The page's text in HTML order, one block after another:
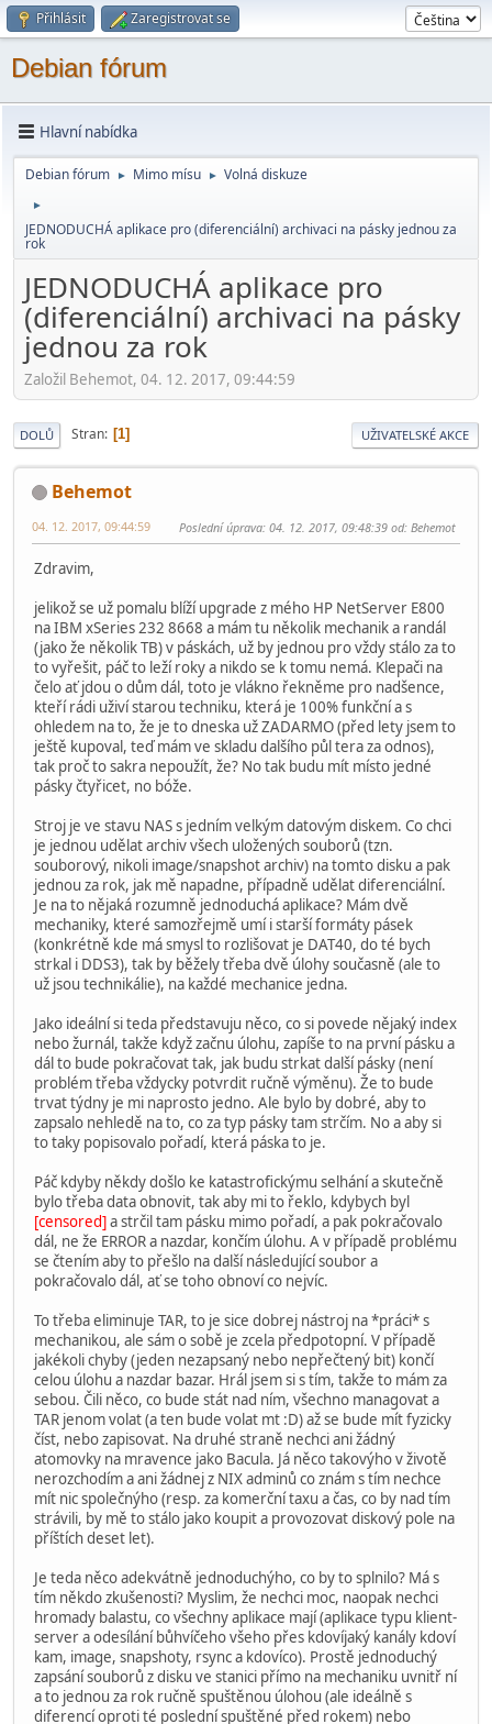
Přihlásit Zaregistrovat se
Debian fórum
Hlavní nabídka
Debian fórum ► Mimo mí­su ► Volná diskuze
►
JEDNODUCHÁ aplikace pro (diferenciální) archivaci na pásky jednou za
rok
JEDNODUCHÁ aplikace pro
(diferenciální) archivaci na pásky
jednou za rok
Založil Behemot, 04. 12. 2017, 09:44:59
DOLŮ Stran 1 UŽIVATELSKÉ AKCE
Behemot
04. 12. 2017, 09:44:59 Poslední úprava: 04. 12. 2017, 09:48:39 od: Behemot
Zdravim,
jelikož se už pomalu blíží upgrade z mého HP NetServer E800
na IBM xSeries 232 8668 a mám tu několik mechanik a randál
(jako že několik TB) v páskách, už by jednou pro vždy stálo za to
to vyřešit, páč to leží roky a nikdo se k tomu nemá. Klepači na
čelo ať jdou o dům dál, toto je vlákno řekněme pro nadšence,
kteří rádi uživí starou techniku, která je 100% funkční a s
ohledem na to, že je to dneska už ZADARMO (před lety jsem to
ještě kupoval, teď mám ve skladu dalšího půl tera za odnos),
tak proč to sakra nepoužít, že? No tak budu mít místo jedné
pásky čtyřicet, no bóže.
Stroj je ve stavu NAS s jedním velkým datovým diskem. Co chci
je jednou udělat archiv všech uložených souborů (tzn.
souborový, nikoli image/snapshot archiv) na tomto disku a pak
jednou za rok, jak mě napadne, případně udělat diferenciální.
Je na to nějaká rozumně jednoduchá aplikace? Mám dvě
mechaniky, které samozřejmě umí i starší formáty pásek
(konkrétně kde má smysl to rozlišovat je DAT40, do té bych
strkal i DDS3), tak by běžely třeba dvě úlohy současně (ale to
už jsou technikálie), na každé mechanice jedna.
Jako ideální si teda představuju něco, co si povede nějaký index
nebo žurnál, takže když začnu úlohu, zapíše to na první pásku a
dál to bude pokračovat tak, jak budu strkat další pásky (není
problém třeba vždycky potvrdit ručně výměnu). Že to bude
trvat týdny je mi naprosto jedno. Ale bylo by dobré, aby to
zapsalo nehledě na to, co za typ pásky tam strčím. No a aby si
to taky popisovalo pořadí, která páska to je.
Páč kdyby někdy došlo ke katastrofickýmu selhání a skutečně
bylo třeba data obnovit, tak aby mi to řeklo, kdybych byl
[censored]a strčil tam pásku mimo pořadí, a pak pokračovalo
dál, ne že ERROR a nazdar, končím úlohu. A v případě problému
se čtením aby to přešlo na další následující soubor a
pokračovalo dál, ať se toho obnoví co nejvíc.
To třeba eliminuje TAR, to je sice dobrej nástroj na *práci* s
mechanikou, ale sám o sobě je zcela předpotopní. V případě
jakékoli chyby (jeden nezapsaný nebo nepřečtený bit) končí
celou úlohu a nazdar bazar. Hrál jsem si s tím, takže to mám za
sebou. Čili něco, co bude stát nad ním, všechno managovat a
TAR jenom volat (a ten bude volat mt :D) až se bude mít fyzicky
číst, nebo zapisovat. Na druhé straně nechci ani žádný
atomovky na mravence jako Bacula. Já něco takovýho v životě
nerozchodím a ani žádnej z NIX adminů co znám s tím nechce
mít nic společnýho (resp. za komerční taxu a čas, co by nad tím
strávili, by mě to stálo jako koupit a provozovat diskový pole na
příštích deset let).
Je teda něco adekvátně jednoduchýho, co by to splnilo? Má s
tím někdo zkušenosti? Myslim, že nechci moc, naopak nechci
hromady balastu, co všechny aplikace mají (aplikace typu klient-
server a odesílání bůhvíčeho všeho přes kdovíjaký kanály kdoví
kam, image, snapshoty, rsync a kdovíco). Prostě jednoduchý
zapsání souborů z disku ve stanici přímo na mechaniku uvnitř ní
a to jednou za rok ručně spuštěnou úlohou (ale ideálně s
diferencí oproti té poslední spuštěné před rokem) nebo